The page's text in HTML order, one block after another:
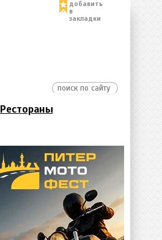
добавить
в
закладки
Рестораны